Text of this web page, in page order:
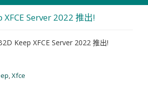
XFCE Server 2022 推出!
Keep XFCE Server 2022 推出!
,Xfce